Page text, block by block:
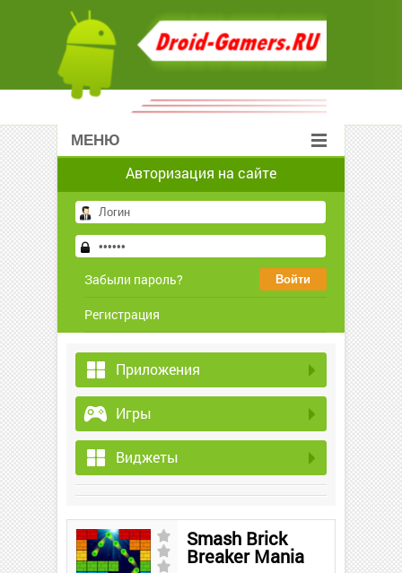
МЕНЮ
Авторизация на сайте
Забыли пароль?
Регистрация
Приложения
Игры
Виджеты
Smash Brick
Breaker Mania